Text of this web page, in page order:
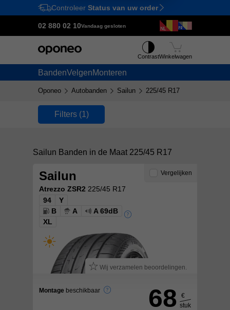
Ctrl M
Controleer Status van uw order
02 880 02 10Vandaag gesloten
BandenVelgenMonteren
ContrastWinkelwagen
Oponeo Autobanden Sailun 225/45 R17
Filters (1)
Sailun Banden in de Maat 225/45 R17
Sailun
Atrezzo ZSR2 225/45 R17
94
Y
B
A
A 69dB
XL
Wij verzamelen beoordelingen.
Montage beschikbaar
Vergelijken
68
€
stuk